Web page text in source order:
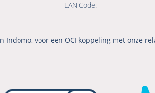
EAN Code:
voor een OCI koppeling met onze